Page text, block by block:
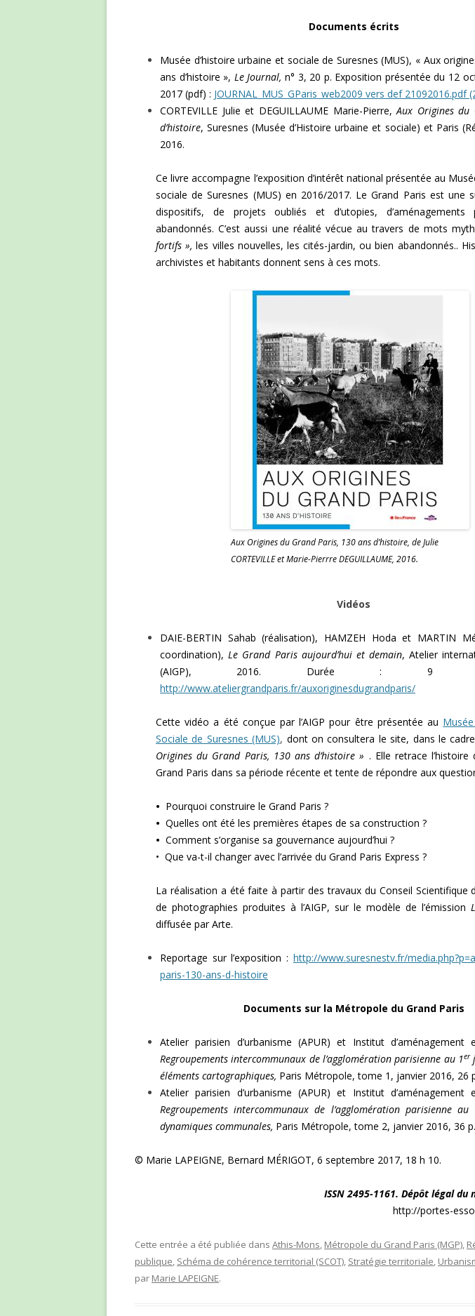
Documents écrits
Musée d’histoire urbaine et sociale de Suresnes (MUS), « Aux
ans d’histoire », Le Journal, n° 3, 20 p. Exposition présentée du 12
2017 (pdf) : JOURNAL_MUS_GParis_web2009 vers def 21092016.pdf
CORTEVILLE Julie et DEGUILLAUME Marie-Pierre,Aux Origines
d’histoire, Suresnes (Musée d’Histoire urbaine et sociale) et Paris
2016.
Ce livre accompagne l’exposition d’intérêt national présentée au
sociale de Suresnes (MUS) en 2016/2017. Le Grand Paris est une
dispositifs, de projets oubliés et d’utopies,
abandonnés. C’est aussi une réalité vécue au travers de mots
fortifs », les villes nouvelles, les cités-jardin, ou bien abandonnés..
archivistes et habitants donnent sens à ces mots.
Aux Origines du Grand Paris, 130 ans d’histoire, de Julie
CORTEVILLE et Marie-Pierrre DEGUILLAUME, 2016.
Vidéos
DAIE-BERTIN Sahab (réalisation), HAMZEH Hoda et MARTIN
coordination),Le Grand Paris aujourd’hui et demain, Atelier
(AIGP), 2016. Durée : 9
http://www.ateliergrandparis.fr/auxoriginesdugrandparis/
Cette vidéo a été conçue par l’AIGP pour être présentée au
Sociale de Suresnes (MUS), dont on consultera le site, dans le
Origines du Grand Paris, 130 ans d’histoire » . Elle retrace
Grand Paris dans sa période récente et tente de répondre aux
• Pourquoi construire le Grand Paris ?
• Quelles ont été les premières étapes de sa construction ?
• Comment s’organise sa gouvernance aujourd’hui ?
• Que va-t-il changer avec l’arrivée du Grand Paris Express ?
La réalisation a été faite à partir des travaux du Conseil Scientifique
de photographies produites à l’AIGP, sur le modèle de l’émission
diffusée par Arte.
Reportage sur l’exposition : http://www.suresnestv.fr/
paris-130-ans-d-histoire
Documents sur la Métropole du Grand Paris
Atelier parisien d’urbanisme (APUR) et Institut d’aménagement
Regroupements intercommunaux de l’agglomération parisienne au 1er
éléments cartographiques, Paris Métropole, tome 1, janvier 2016, 26
Atelier parisien d’urbanisme (APUR) et Institut d’aménagement
Regroupements intercommunaux de l’agglomération parisienne au
dynamiques communales, Paris Métropole, tome 2, janvier 2016, 36 p.
© Marie LAPEIGNE, Bernard MÉRIGOT, 6 septembre 2017, 18 h 10.
ISSN 2495-1161. Dépôt légal du
http://portes-
Cette entrée a été publiée dans Athis-Mons, Métropole du Grand Paris (MGP),
publique, Schéma de cohérence territorial (SCOT), Stratégie territoriale,
par Marie LAPEIGNE.